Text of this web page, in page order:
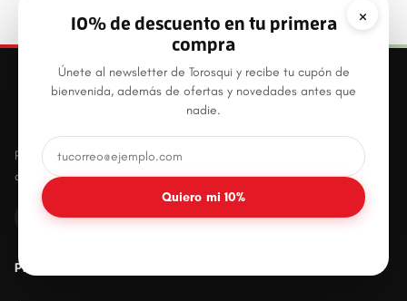
×
10% de descuento en tu primera
compra
Únete al newsletter de Torosqui y recibe tu cupón de
bienvenida, además de ofertas y novedades antes que
nadie.
Quiero mi 10%
Productos plásticos innovadores, prácticos y
duraderos para el hogar mexicano.
PRODUCTOS